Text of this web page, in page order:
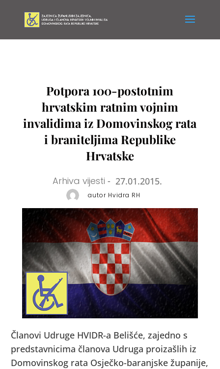
Potpora 100-postotnim
hrvatskim ratnim vojnim
invalidima iz Domovinskog rata
i braniteljima Republike
Hrvatske
Arhiva vijesti - 27.01.2015.
autor Hvidra RH
Članovi Udruge HVIDR-a Belišće, zajedno s
predstavnicima članova Udruga proizašlih iz
Domovinskog rata Osječko-baranjske županije,